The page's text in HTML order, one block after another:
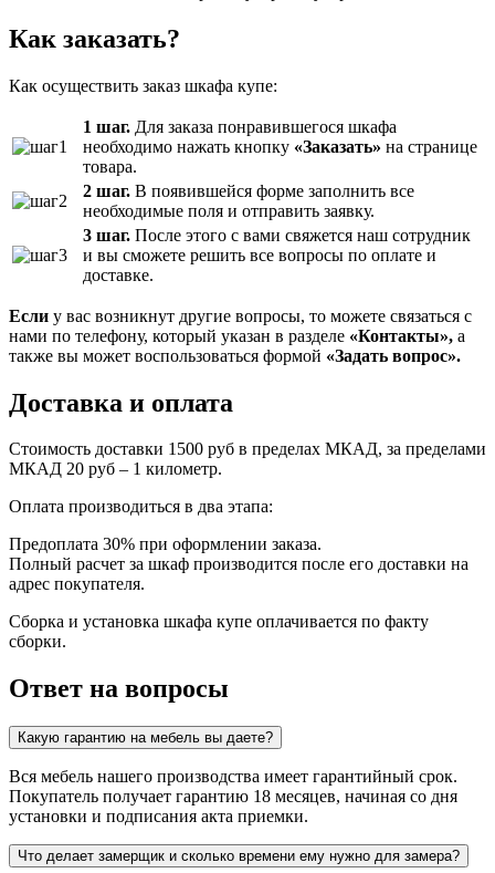
Как заказать?
Как осуществить заказ шкафа купе:
1 шаг. Для заказа понравившегося шкафа
необходимо нажать кнопку «Заказать» на странице
товара.
2 шаг. В появившейся форме заполнить все
необходимые поля и отправить заявку.
3 шаг. После этого с вами свяжется наш сотрудник
и вы сможете решить все вопросы по оплате и
доставке.
Если у вас возникнут другие вопросы, то можете связаться с
нами по телефону, который указан в разделе «Контакты», а
также вы может воспользоваться формой «Задать вопрос».
Доставка и оплата
Стоимость доставки 1500 руб в пределах МКАД, за пределами
МКАД 20 руб – 1 километр.
Оплата производиться в два этапа:
Предоплата 30% при оформлении заказа.
Полный расчет за шкаф производится после его доставки на
адрес покупателя.
Сборка и установка шкафа купе оплачивается по факту
сборки.
Ответ на вопросы
Какую гарантию на мебель вы даете?
Вся мебель нашего производства имеет гарантийный срок.
Покупатель получает гарантию 18 месяцев, начиная со дня
установки и подписания акта приемки.
Что делает замерщик и сколько времени ему нужно для замера?